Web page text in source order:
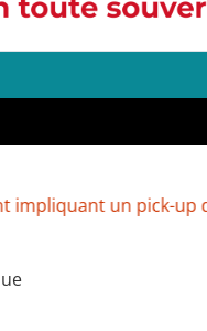
un pick-up de la police